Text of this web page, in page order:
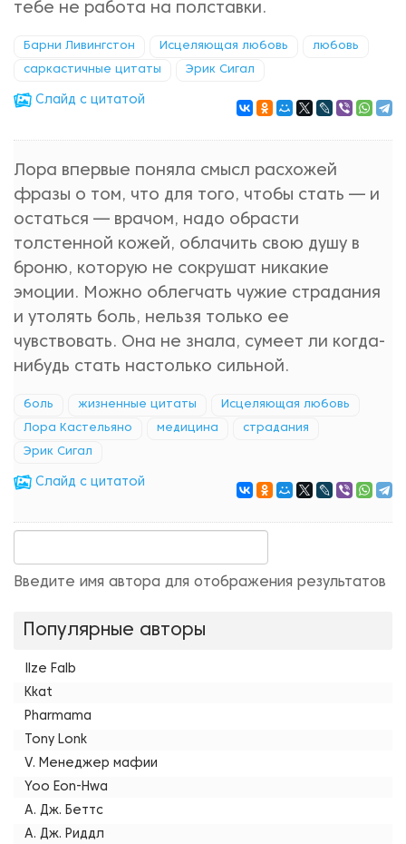
тебе не работа на полставки.
Барни Ливингстон Исцеляющая любовь любовь
саркастичные цитаты Эрик Сигал
Cлайд с цитатой
Лора впервые поняла смысл расхожей
фразы о том, что для того, чтобы стать — и
остаться — врачом, надо обрасти
толстенной кожей, облачить свою душу в
броню, которую не сокрушат никакие
эмоции. Можно облегчать чужие страдания
и утолять боль, нельзя только ее
чувствовать. Она не знала, сумеет ли когда-
нибудь стать настолько сильной.
боль жизненные цитаты Исцеляющая любовь
Лора Кастельяно медицина страдания
Эрик Сигал
Cлайд с цитатой
Введите имя автора для отображения результатов
Популярные авторы
Ilze Falb
Kkat
Pharmama
Tony Lonk
V. Менеджер мафии
Yoo Eon-Hwa
А. Дж. Беттс
А. Дж. Риддл